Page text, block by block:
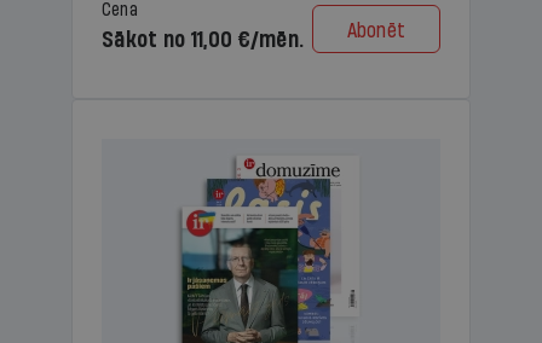
Cena
Sākot no 11,00 €/mēn. Abonēt